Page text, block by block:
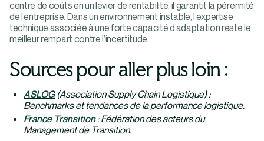
centre de coûts en un levier de rentabilité, il garantit la pérennité
de l’entreprise. Dans un environnement instable, l’expertise
technique associée à une forte capacité d’adaptation reste le
meilleur rempart contre l’incertitude.
Sources pour aller plus loin :
ASLOG(Association Supply Chain Logistique) :
Benchmarks et tendances de la performance logistique.
France Transition: Fédération des acteurs du
Management de Transition.